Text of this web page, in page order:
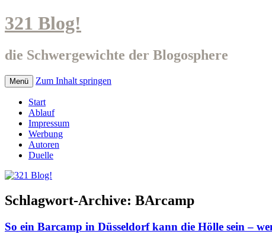
321 Blog!
die Schwergewichte der Blogosphere
Menü Zum Inhalt springen
Start
Ablauf
Impressum
Werbung
Autoren
Duelle
Schlagwort-Archive: BArcamp
So ein Barcamp in Düsseldorf kann die Hölle sein –